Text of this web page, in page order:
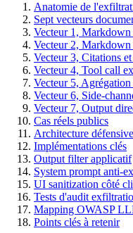
Anatomie de
Sept vecteurs
Vecteur 1,
Vecteur 2,
Vecteur 3, Citations
Vecteur 4, Tool call
Vecteur 5,
Vecteur 6, Side-
Vecteur 7, Output
Cas réels publics
Architecture
Implémentations clés
Output filter applicatif
System prompt anti-
UI sanitization côté
Tests d'audit
Mapping OWASP
Points clés à retenir